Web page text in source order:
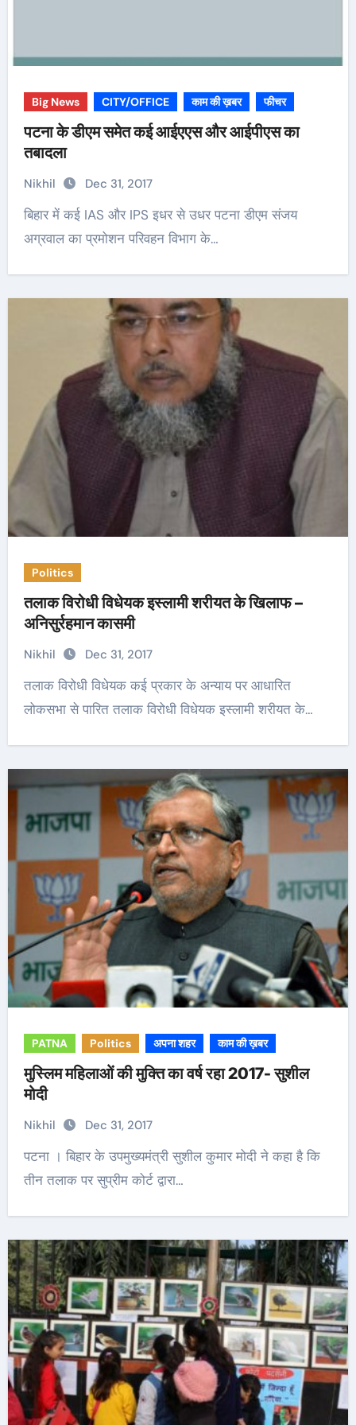
Big News CITY/OFFICE काम की ख़बर फीचर
पटना के डीएम समेत कई आईएएस और आईपीएस का
तबादला
Nikhil Dec 31, 2017
बिहार में कई IAS और IPS इधर से उधर पटना डीएम संजय
अग्रवाल का प्रमोशन परिवहन विभाग के…
Politics
तलाक विरोधी विधेयक इस्लामी शरीयत के खिलाफ –
अनिसुर्रहमान कासमी
Nikhil Dec 31, 2017
तलाक विरोधी विधेयक कई प्रकार के अन्याय पर आधारित
लोकसभा से पारित तलाक विरोधी विधेयक इस्लामी शरीयत के…
PATNA Politics अपना शहर काम की ख़बर
मुस्लिम महिलाओं की मुक्ति का वर्ष रहा 2017- सुशील
मोदी
Nikhil Dec 31, 2017
पटना । बिहार के उपमुख्यमंत्री सुशील कुमार मोदी ने कहा है कि
तीन तलाक पर सुप्रीम कोर्ट द्वारा…